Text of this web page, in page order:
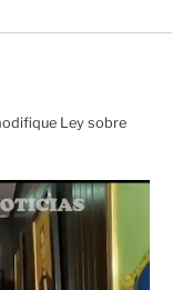
Ley sobre